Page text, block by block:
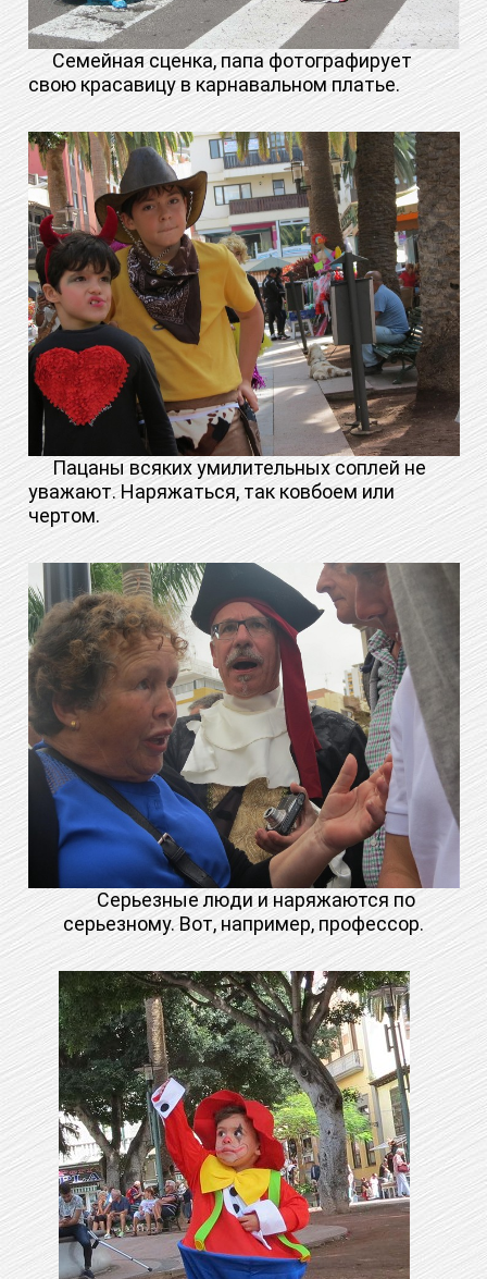
Семейная сценка, папа фотографирует
свою красавицу в карнавальном платье.
Пацаны всяких умилительных соплей не
уважают. Наряжаться, так ковбоем или
чертом.
Серьезные люди и наряжаются по
серьезному. Вот, например, профессор.